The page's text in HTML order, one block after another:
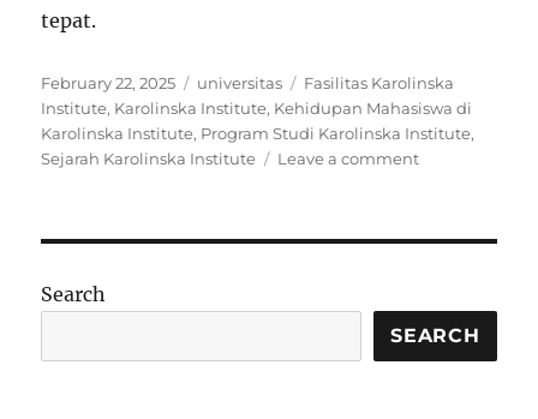
tepat.
Posted
on
February 22, 2025 Categories
universitas Tags
Fasilitas Karolinska
Institute, Karolinska Institute, Kehidupan Mahasiswa di
Karolinska Institute, Program Studi Karolinska Institute,
Sejarah Karolinska Institute
Leave a commenton
dan
Riset
Kesehatan
Search
SEARCH